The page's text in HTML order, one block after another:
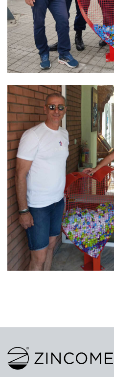
Link to homepage